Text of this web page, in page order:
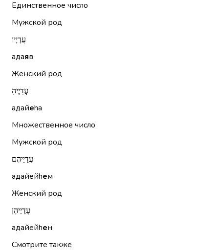
Единственное число
Мужской род
עֲדָיָיו
адаяв
Женский род
עֲדָיֶיהָ
адайеhа
Множественное число
Мужской род
עֲדָיֵיהֶם
адайейhем
Женский род
עֲדָיֵיהֶן
адайейhен
Смотрите также